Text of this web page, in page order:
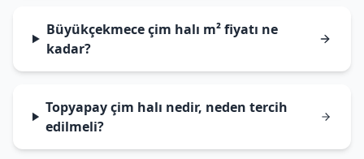
Büyükçekmece çim halı m² fiyatı ne
kadar?
Topyapay çim halı nedir, neden tercih
edilmeli?